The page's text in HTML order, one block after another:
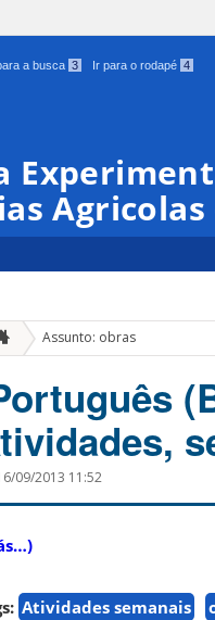
a busca 3 Ir para o rodapé 4
Agricolas
Assunto: obras
09/2013 11:52
Atividades semanais